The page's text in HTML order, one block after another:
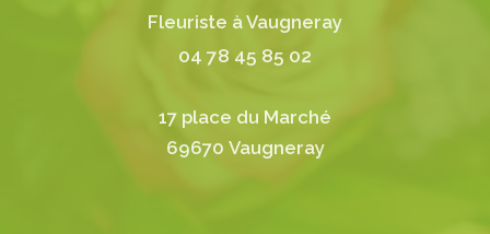
Fleuriste à Vaugneray
04 78 45 85 02
17 place du Marché
69670 Vaugneray